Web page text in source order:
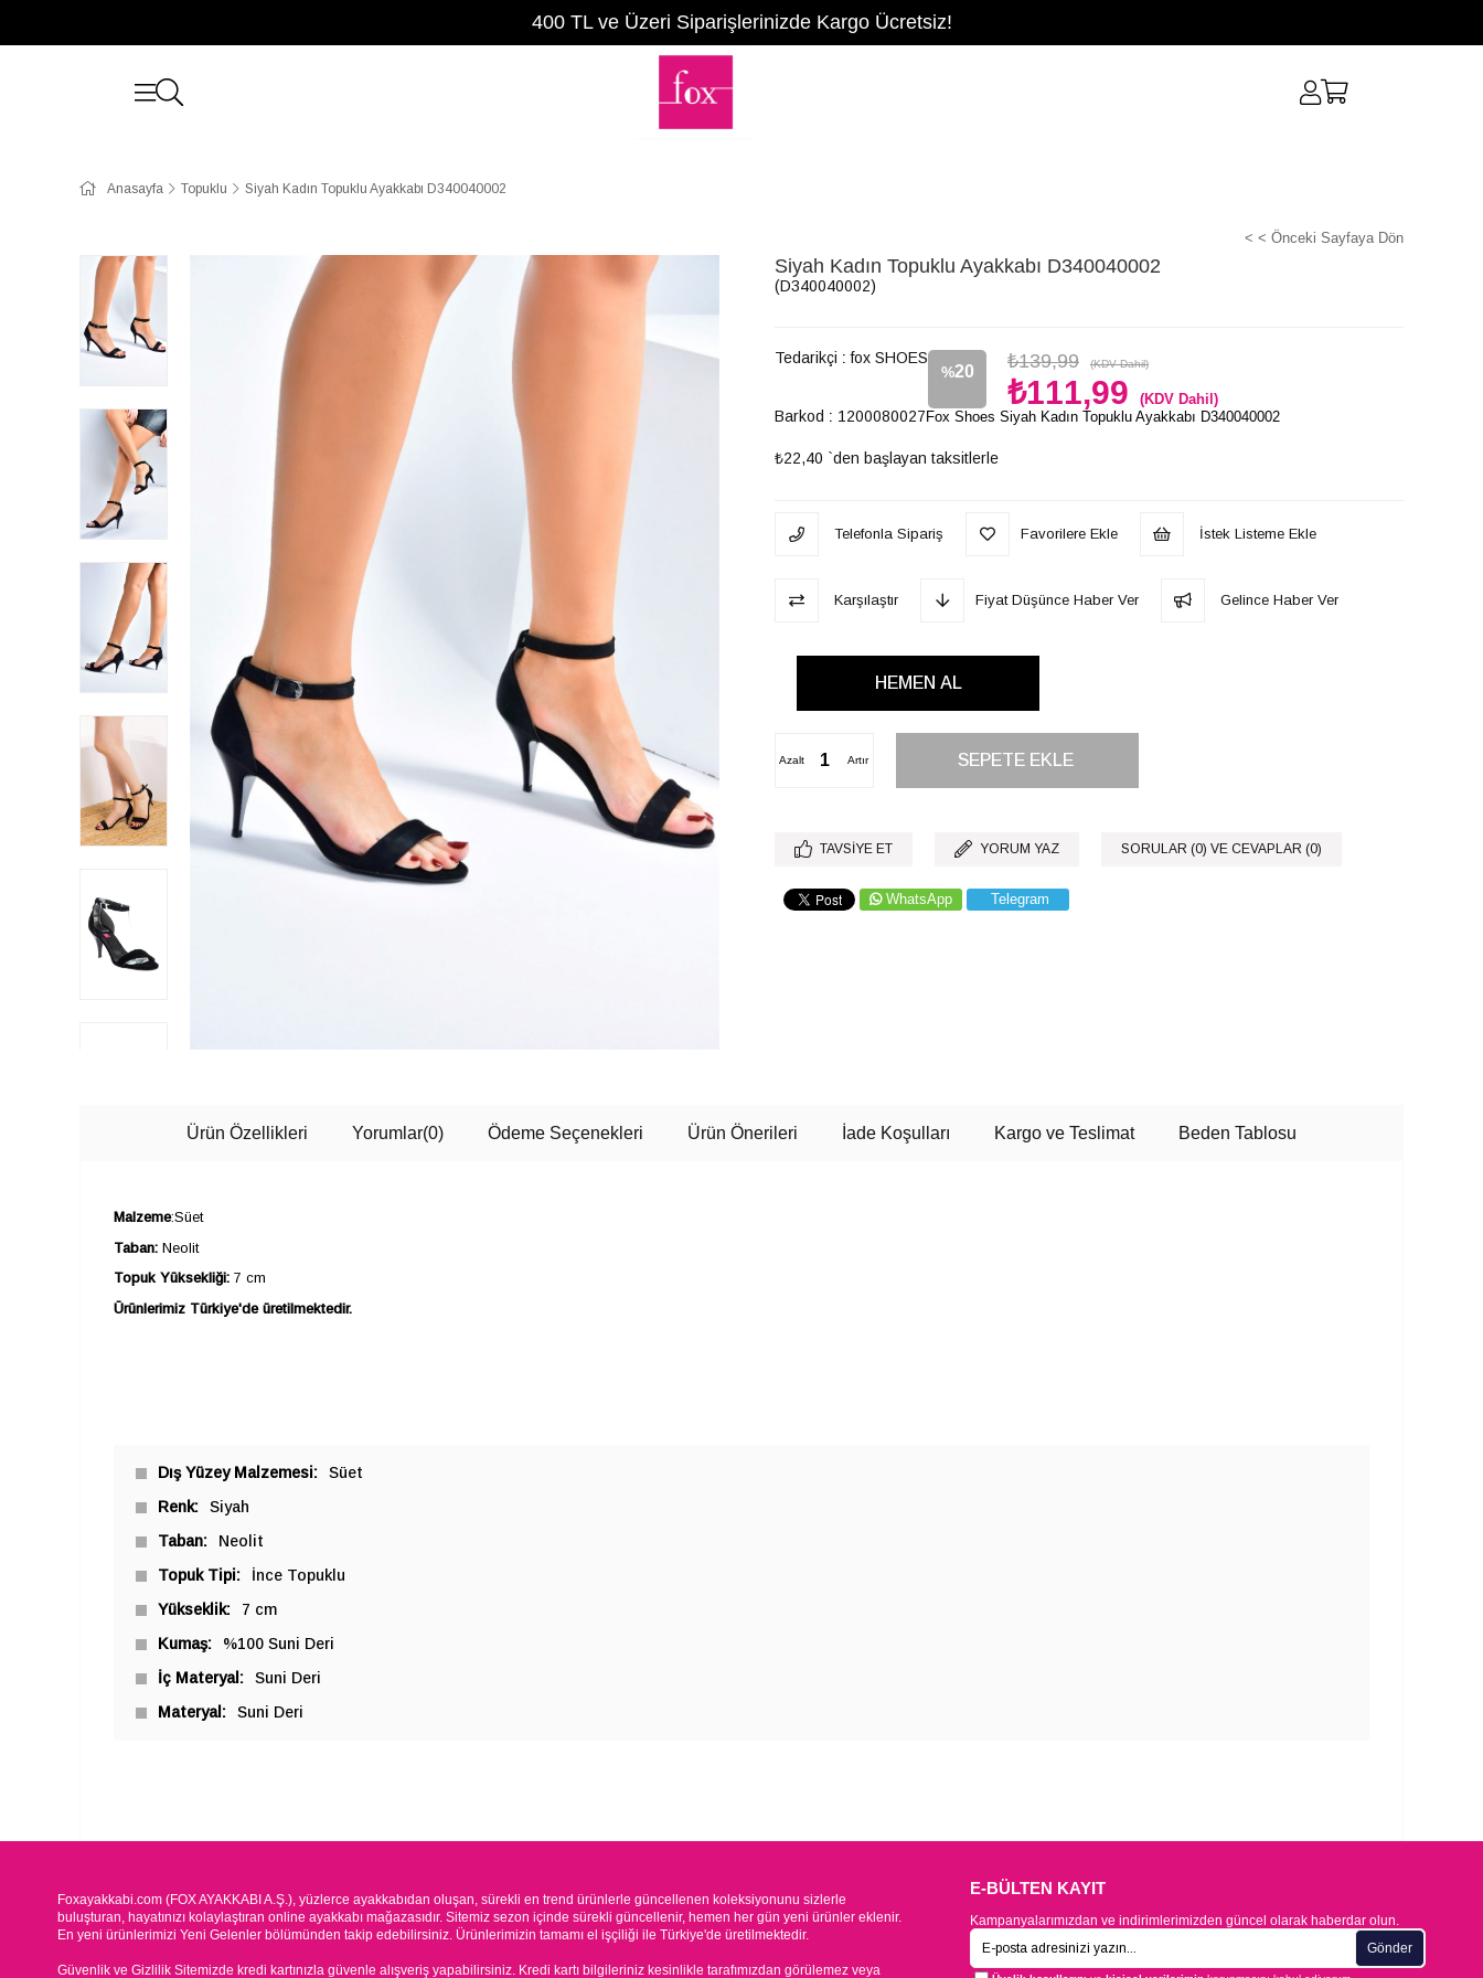
400 TL ve Üzeri Siparişlerinizde Kargo Ücretsiz!
Anasayfa Topuklu Siyah Kadın Topuklu Ayakkabı D340040002
< < Önceki Sayfaya Dön
Siyah Kadın Topuklu Ayakkabı D340040002
(D340040002)
Tedarikçi : fox SHOES
%20
İndirim
₺139,99 (KDV Dahil)
₺111,99 (KDV Dahil)
Barkod : 1200080027
₺22,40 `den başlayan taksitlerle
Fox Shoes Siyah Kadın Topuklu Ayakkabı D340040002
Telefonla Sipariş Favorilere Ekle İstek Listeme Ekle
Karşılaştır Fiyat Düşünce Haber Ver Gelince Haber Ver
Artır
Azalt
TAVSIYE ET YORUM YAZ SORULAR (0) VE CEVAPLAR (0)
WhatsApp Telegram
Ürün Özellikleri Yorumlar(0) Ödeme Seçenekleri Ürün Önerileri İade Koşulları Kargo ve Teslimat Beden Tablosu
Malzeme:Süet
Taban: Neolit
Topuk Yüksekliği: 7 cm
Ürünlerimiz Türkiye'de üretilmektedir.
Dış Yüzey Malzemesi
Süet
Renk
Siyah
Taban
Neolit
Topuk Tipi
İnce Topuklu
Yükseklik
7 cm
Kumaş
%100 Suni Deri
İç Materyal
Suni Deri
Materyal
Suni Deri
Foxayakkabi.com (FOX AYAKKABI A.Ş.), yüzlerce ayakkabıdan oluşan, sürekli en trend ürünlerle güncellenen koleksiyonunu sizlerle
buluşturan, hayatınızı kolaylaştıran online ayakkabı mağazasıdır. Sitemiz sezon içinde sürekli güncellenir, hemen her gün yeni ürünler eklenir.
En yeni ürünlerimizi Yeni Gelenler bölümünden takip edebilirsiniz. Ürünlerimizin tamamı el işçiliği ile Türkiye'de üretilmektedir.
Güvenlik ve Gizlilik Sitemizde kredi kartınızla güvenle alışveriş yapabilirsiniz. Kredi kartı bilgileriniz kesinlikle tarafımızdan görülemez veya
E-BÜLTEN KAYIT
Kampanyalarımızdan ve indirimlerimizden güncel olarak haberdar olun.
Gönder